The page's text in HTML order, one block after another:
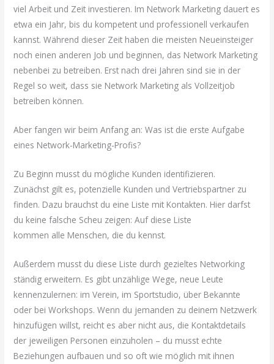
viel Arbeit und Zeit investieren. Im Network Marketing dauert es
etwa ein Jahr, bis du kompetent und professionell verkaufen
kannst. Während dieser Zeit haben die meisten Neueinsteiger
noch einen anderen Job und beginnen, das Network Marketing
nebenbei zu betreiben. Erst nach drei Jahren sind sie in der
Regel so weit, dass sie Network Marketing als Vollzeitjob
betreiben können.
Aber fangen wir beim Anfang an: Was ist die erste Aufgabe
eines Network-Marketing-Profis?
Zu Beginn musst du mögliche Kunden identifizieren.
Zunächst gilt es, potenzielle Kunden und Vertriebspartner zu
finden. Dazu brauchst du eine Liste mit Kontakten. Hier darfst
du keine falsche Scheu zeigen: Auf diese Liste
kommen alle Menschen, die du kennst.
Außerdem musst du diese Liste durch gezieltes Networking
ständig erweitern. Es gibt unzählige Wege, neue Leute
kennenzulernen: im Verein, im Sportstudio, über Bekannte
oder bei Workshops. Wenn du jemanden zu deinem Netzwerk
hinzufügen willst, reicht es aber nicht aus, die Kontaktdetails
der jeweiligen Personen einzuholen – du musst echte
Beziehungen aufbauen und so oft wie möglich mit ihnen